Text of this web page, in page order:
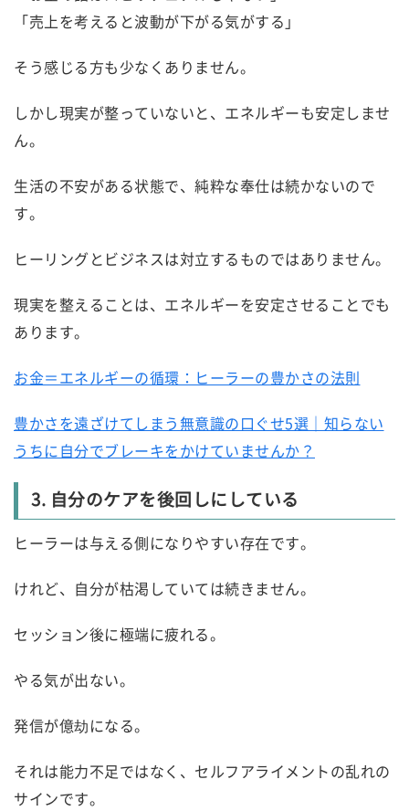
「売上を考えると波動が下がる気がする」
そう感じる方も少なくありません。
しかし現実が整っていないと、エネルギーも安定しませ
ん。
生活の不安がある状態で、純粋な奉仕は続かないので
す。
ヒーリングとビジネスは対立するものではありません。
現実を整えることは、エネルギーを安定させることでも
あります。
お金＝エネルギーの循環：ヒーラーの豊かさの法則
豊かさを遠ざけてしまう無意識の口ぐせ5選｜知らない
うちに自分でブレーキをかけていませんか？
3. 自分のケアを後回しにしている
ヒーラーは与える側になりやすい存在です。
けれど、自分が枯渇していては続きません。
セッション後に極端に疲れる。
やる気が出ない。
発信が億劫になる。
それは能力不足ではなく、セルフアライメントの乱れの
サインです。